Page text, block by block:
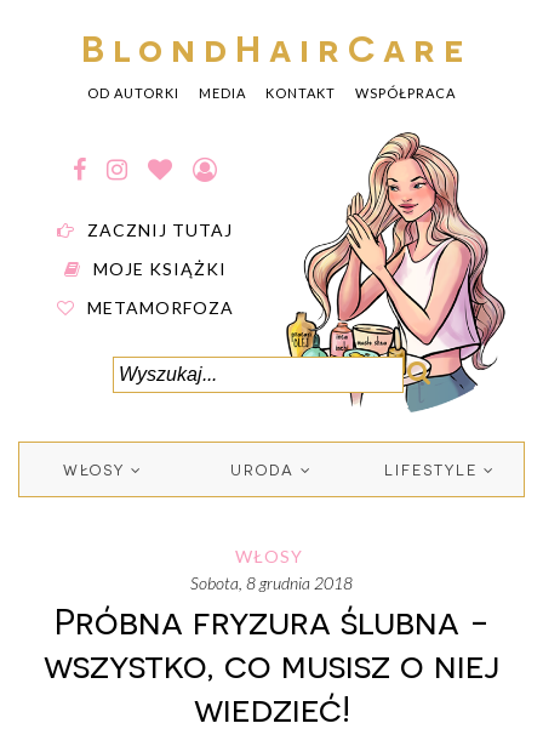
BlondHairCare
OD AUTORKI MEDIA KONTAKT WSPÓŁPRACA
ZACZNIJ TUTAJ
MOJE KSIĄŻKI
METAMORFOZA
WŁOSY URODA LIFESTYLE
WŁOSY
sobota, 8 grudnia 2018
Próbna fryzura ślubna -
wszystko, co musisz o niej
wiedzieć!